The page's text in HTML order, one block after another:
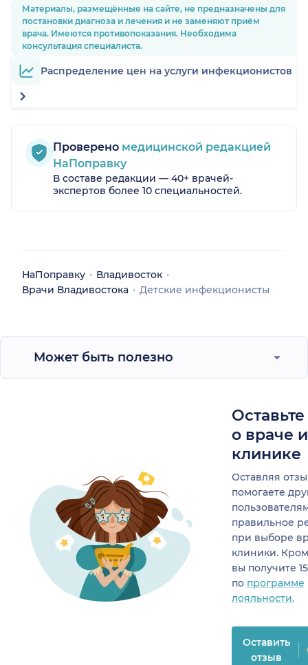
Материалы, размещённые на сайте, не предназначены для
постановки диагноза и лечения и не заменяют приём
врача. Имеются противопоказания. Необходима
консультация специалиста.
Распределение цен на услуги инфекционистов
Проверено медицинской редакцией
НаПоправку
В составе редакции — 40+ врачей-
экспертов более 10 специальностей.
НаПоправку
Владивосток
Врачи Владивостока
Детские инфекционисты
Может быть полезно
о враче
клинике
Оставляя
помогаете
правильное
при выборе
клиники.
вы получите
по программе
лояльности.
Оставить
отзыв